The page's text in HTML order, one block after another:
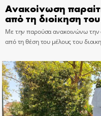
Ανακοίνωση
από τη διοίκηση
Με την παρούσα ανακοινώνω την
από τη θέση του μέλους του